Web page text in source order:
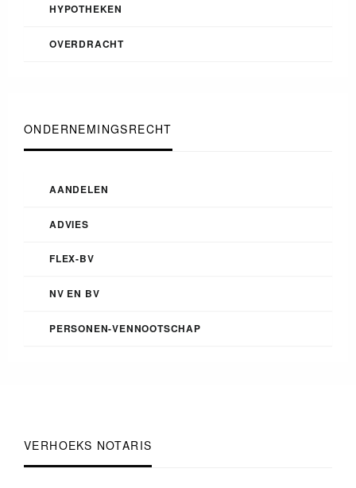
HYPOTHEKEN
OVERDRACHT
ONDERNEMINGSRECHT
AANDELEN
ADVIES
FLEX-BV
NV EN BV
PERSONEN-VENNOOTSCHAP
VERHOEKS NOTARIS